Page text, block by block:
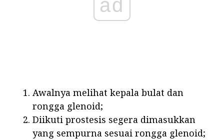
ad
Awalnya melihat kepala bulat dan
rongga glenoid;
Diikuti prostesis segera dimasukkan
yang sempurna sesuai rongga glenoid;